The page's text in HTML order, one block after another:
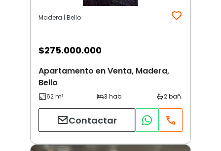
Madera | Bello
$275.000.000
Apartamento en Venta, Madera,
Bello
Contactar